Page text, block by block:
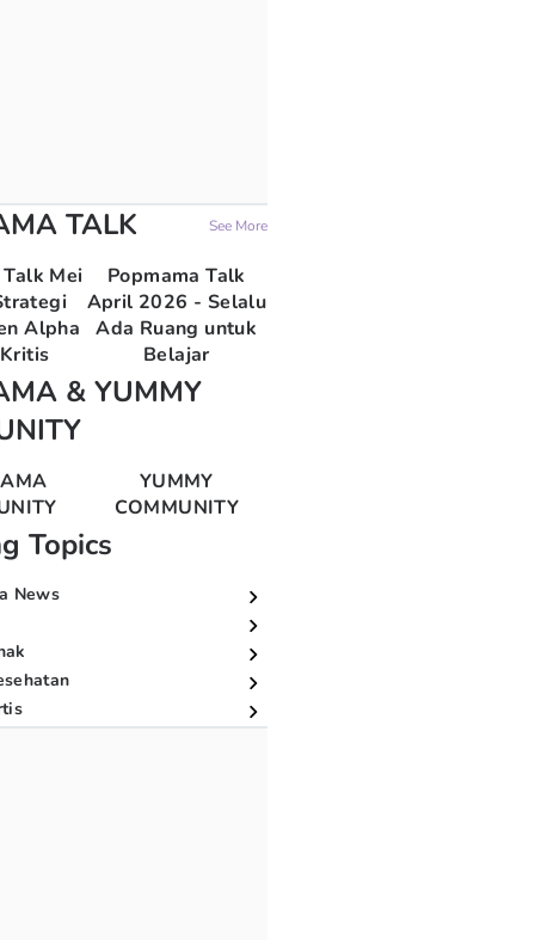
TALK See More
Mei
Alpha
Popmama Talk
April 2026 - Selalu
Ada Ruang untuk
Belajar
& YUMMY
YUMMY
COMMUNITY
Topics
News